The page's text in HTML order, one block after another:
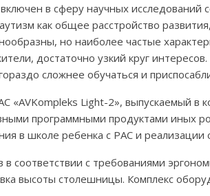
в сферу научных
как общее расстройство
но наиболее частые
достаточно узкий круг
сложнее обучаться и
Light-2», выпускаемый в
программными продуктами иных
в школе ребенка с РАС и реализации
соответствии с требованиями
высоты столешницы. Комплекс